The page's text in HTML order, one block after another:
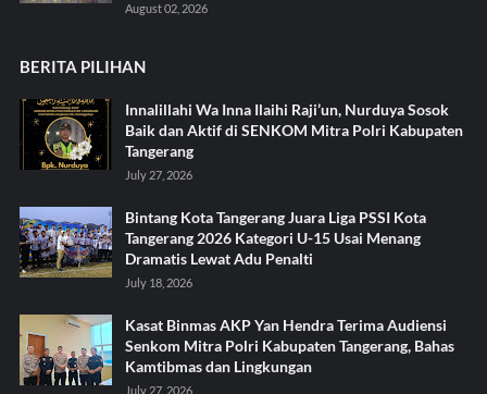
August 02, 2026
BERITA PILIHAN
Innalillahi Wa Inna Ilaihi Raji’un, Nurduya Sosok
Baik dan Aktif di SENKOM Mitra Polri Kabupaten
Tangerang
July 27, 2026
Bintang Kota Tangerang Juara Liga PSSI Kota
Tangerang 2026 Kategori U-15 Usai Menang
Dramatis Lewat Adu Penalti
July 18, 2026
Kasat Binmas AKP Yan Hendra Terima Audiensi
Senkom Mitra Polri Kabupaten Tangerang, Bahas
Kamtibmas dan Lingkungan
July 27, 2026